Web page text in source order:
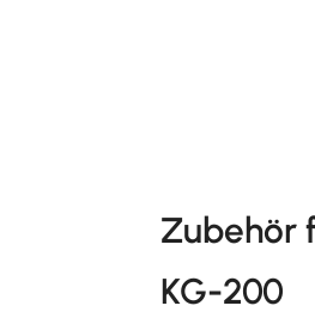
Zubehör
KG-200